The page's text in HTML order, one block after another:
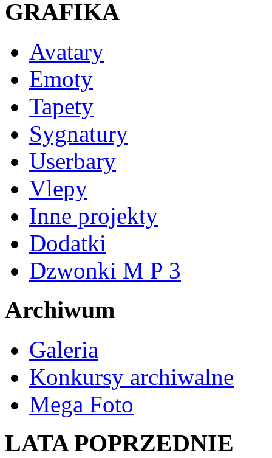
GRAFIKA
Avatary
Emoty
Tapety
Sygnatury
Userbary
Vlepy
Inne projekty
Dodatki
Dzwonki M P 3
Archiwum
Galeria
Konkursy archiwalne
Mega Foto
LATA POPRZEDNIE